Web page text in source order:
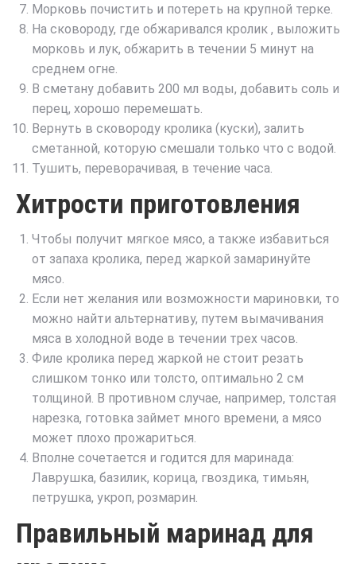
Морковь почистить и потереть на крупной терке.
На сковороду, где обжаривался кролик , выложить
морковь и лук, обжарить в течении 5 минут на
среднем огне.
В сметану добавить 200 мл воды, добавить соль и
перец, хорошо перемешать.
Вернуть в сковороду кролика (куски), залить
сметанной, которую смешали только что с водой.
Тушить, переворачивая, в течение часа.
Хитрости приготовления
Чтобы получит мягкое мясо, а также избавиться
от запаха кролика, перед жаркой замаринуйте
мясо.
Если нет желания или возможности мариновки, то
можно найти альтернативу, путем вымачивания
мяса в холодной воде в течении трех часов.
Филе кролика перед жаркой не стоит резать
слишком тонко или толсто, оптимально 2 см
толщиной. В противном случае, например, толстая
нарезка, готовка займет много времени, а мясо
может плохо прожариться.
Вполне сочетается и годится для маринада:
Лаврушка, базилик, корица, гвоздика, тимьян,
петрушка, укроп, розмарин.
Правильный маринад для